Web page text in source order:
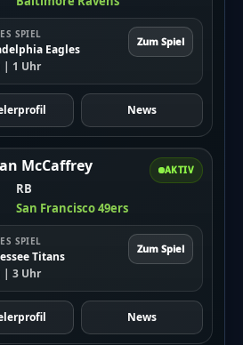
SPIEL
Eagles
| 1 Uhr
Zum Spiel
News
AKTIV
McCaffrey
RB
San Francisco 49ers
SPIEL
Titans
| 3 Uhr
Zum Spiel
News